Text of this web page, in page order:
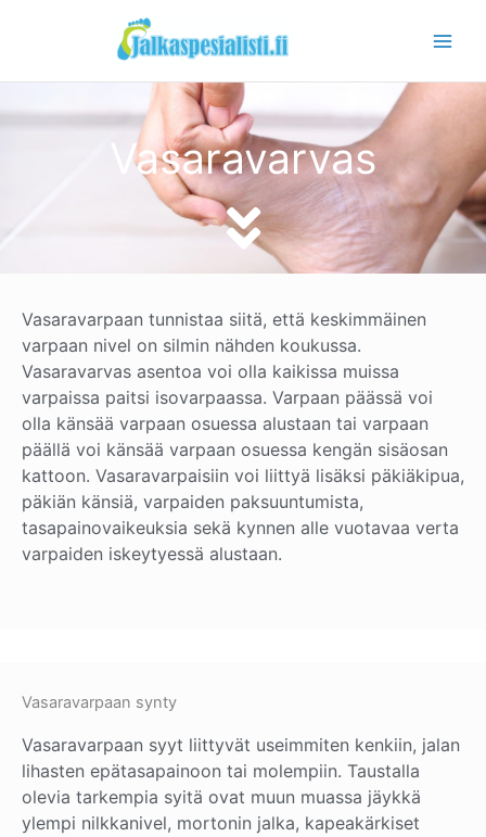
Vasaravarvas
Vasaravarpaan tunnistaa siitä, että keskimmäinen
varpaan nivel on silmin nähden koukussa.
Vasaravarvas asentoa voi olla kaikissa muissa
varpaissa paitsi isovarpaassa. Varpaan päässä voi
olla känsää varpaan osuessa alustaan tai varpaan
päällä voi känsää varpaan osuessa kengän sisäosan
kattoon. Vasaravarpaisiin voi liittyä lisäksi päkiäkipua,
päkiän känsiä, varpaiden paksuuntumista,
tasapainovaikeuksia sekä kynnen alle vuotavaa verta
varpaiden iskeytyessä alustaan.
Vasaravarpaan synty
Vasaravarpaan syyt liittyvät useimmiten kenkiin, jalan
lihasten epätasapainoon tai molempiin. Taustalla
olevia tarkempia syitä ovat muun muassa jäykkä
ylempi nilkkanivel, mortonin jalka, kapeakärkiset